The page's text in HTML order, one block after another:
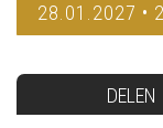
28.01.2027 •
DELEN